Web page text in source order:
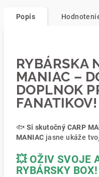
Popis
RYBÁRSKA
MANIAC –
DOPLNOK
FANATIKOV!
🐟 Si skutočný CARP
MANIAC jasne ukáže
💥 OŽIV SVOJE
RYBÁRSKY BOX!